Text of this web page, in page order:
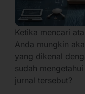
Ketika mencari
Anda mungkin
yang dikenal
sudah
jurnal tersebut?